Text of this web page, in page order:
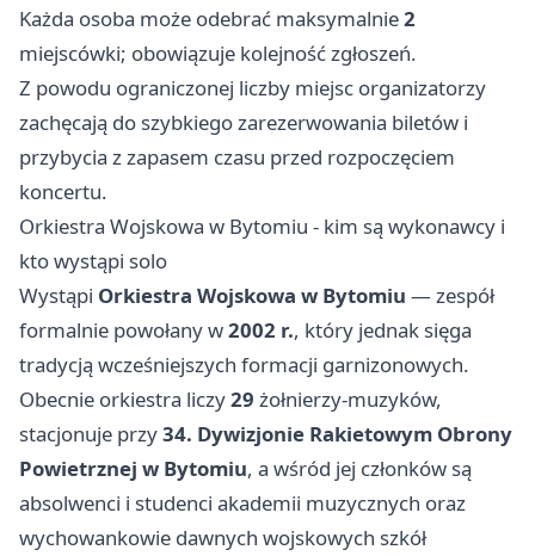
Każda osoba może odebrać maksymalnie2
miejscówki; obowiązuje kolejność zgłoszeń.
Z powodu ograniczonej liczby miejsc organizatorzy
zachęcają do szybkiego zarezerwowania biletów i
przybycia z zapasem czasu przed rozpoczęciem
koncertu.
Orkiestra Wojskowa w Bytomiu - kim są wykonawcy i
kto wystąpi solo
Wystąpi Orkiestra Wojskowa w Bytomiu — zespół
formalnie powołany w2002 r., który jednak sięga
tradycją wcześniejszych formacji garnizonowych.
Obecnie orkiestra liczy29 żołnierzy-muzyków,
stacjonuje przy34. Dywizjonie Rakietowym Obrony
Powietrznej w Bytomiu, a wśród jej członków są
absolwenci i studenci akademii muzycznych oraz
wychowankowie dawnych wojskowych szkół